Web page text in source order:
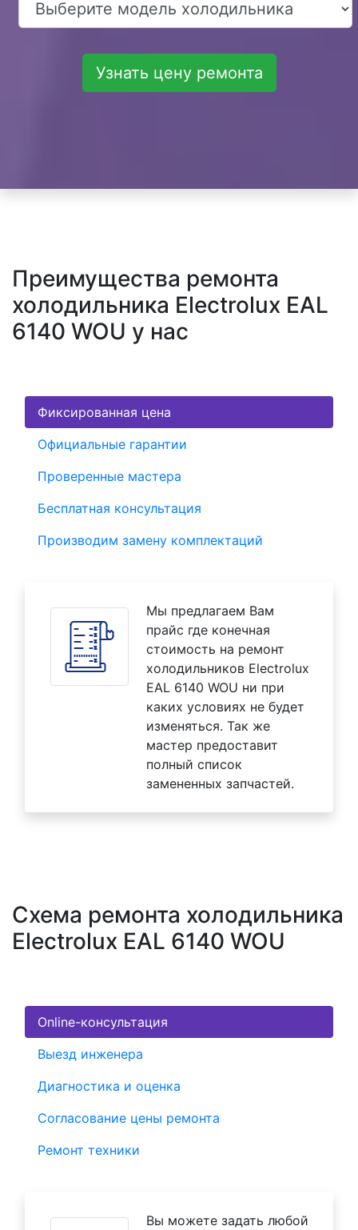
Узнать цену ремонта
Преимущества ремонта
холодильника Electrolux EAL
6140 WOU у нас
Фиксированная цена
Официальные гарантии
Проверенные мастера
Бесплатная консультация
Производим замену комплектаций
Мы предлагаем Вам
прайс где конечная
стоимость на ремонт
холодильников Electrolux
EAL 6140 WOU ни при
каких условиях не будет
изменяться. Так же
мастер предоставит
полный список
замененных запчастей.
Схема ремонта холодильника
Electrolux EAL 6140 WOU
Online-консультация
Выезд инженера
Диагностика и оценка
Согласование цены ремонта
Ремонт техники
Вы можете задать любой